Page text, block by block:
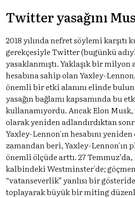
Twitter yasağını
2018 yılında nefret söylemi karşıtı
gerekçesiyle Twitter (bugünkü
yasaklanmıştı. Yaklaşık bir
hesabına sahip olan Yaxley-
önemli bir etki alanını elinde
yasağın bağlamı kapsamında bu
kullanamıyordu. Ancak Elon Musk,
olarak yeniden adlandırdıktan
Yaxley-Lennon'ın hesabını
zamandan beri, Yaxley-Lennon'ın
önemli ölçüde arttı. 27
kalbindeki Westminster'de;
“vatanseverlik” yanlısı bir
toplayarak büyük bir miting